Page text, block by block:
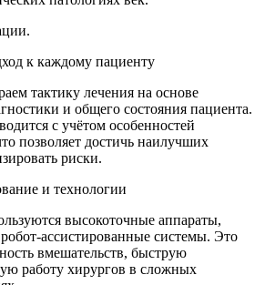
к каждому пациенту
тактику лечения на основе
и общего состояния пациента.
с учётом особенностей
позволяет достичь наилучших
риски.
и технологии
высокоточные аппараты,
ассистированные системы. Это
вмешательств, быструю
работу хирургов в сложных